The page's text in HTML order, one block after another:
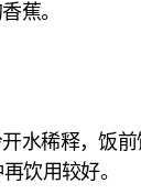
蕉。
水稀释，饭
饮用较好。